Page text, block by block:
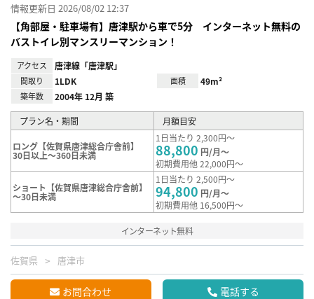
情報更新日 2026/08/02 12:37
【角部屋・駐車場有】唐津駅から車で5分 インターネット無料の
バストイレ別マンスリーマンション！
アクセス 唐津線「唐津駅」
間取り 1LDK 面積 49m²
築年数 2004年 12月 築
プラン名・期間 月額目安
ロング【佐賀県唐津総合庁舎前】
30日以上～360日未満
1日当たり 2,300円～
88,800 円/月～
初期費用他 22,000円～
ショート【佐賀県唐津総合庁舎前】
～30日未満
1日当たり 2,500円～
94,800 円/月～
初期費用他 16,500円～
インターネット無料
佐賀県 唐津市
お問合わせ 電話する